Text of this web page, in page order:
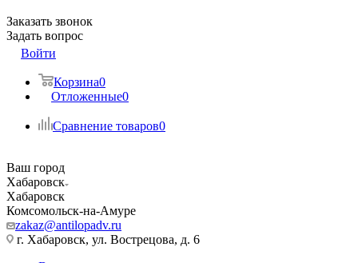
Заказать звонок
Задать вопрос
Войти
Корзина0
Отложенные0
Сравнение товаров0
Ваш город
Хабаровск
Хабаровск
Комсомольск-на-Амуре
zakaz@antilopadv.ru
г. Хабаровск, ул. Вострецова, д. 6